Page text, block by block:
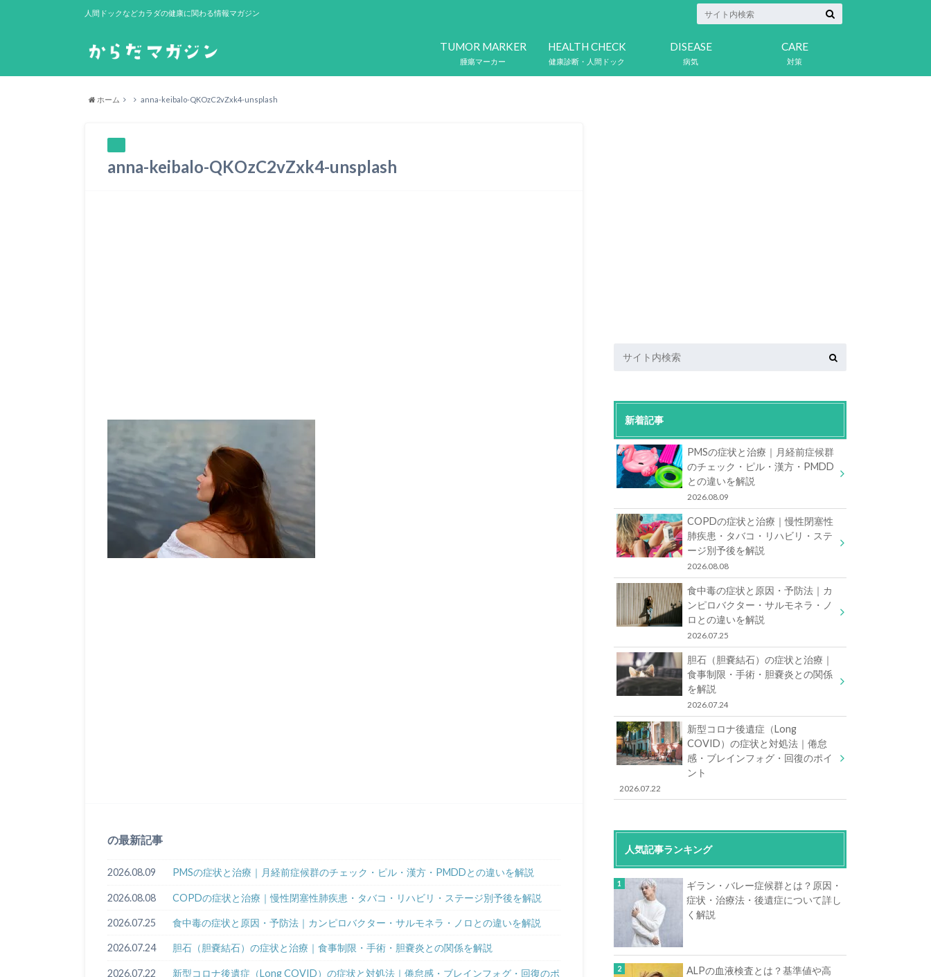
人間ドックなどカラダの健康に関わる情報マガジン
腫瘍マーカー
TUMOR MARKER
健康診断・人間ドック
HEALTH CHECK
病気
DISEASE
対策
CARE
ホーム anna-keibalo-QKOzC2vZxk4-unsplash
anna-keibalo-QKOzC2vZxk4-unsplash
の最新記事
2026.08.09 PMSの症状と治療｜月経前症候群のチェック・ピル・漢方・PMDDとの違いを解説
2026.08.08 COPDの症状と治療｜慢性閉塞性肺疾患・タバコ・リハビリ・ステージ別予後を解説
2026.07.25 食中毒の症状と原因・予防法｜カンピロバクター・サルモネラ・ノロとの違いを解説
2026.07.24 胆石（胆嚢結石）の症状と治療｜食事制限・手術・胆嚢炎との関係を解説
2026.07.22
新型コロナ後遺症（Long COVID）の症状と対処法｜倦怠感・ブレインフォグ・回復のポ
新着記事
PMSの症状と治療｜月経前症候群
のチェック・ピル・漢方・PMDD
との違いを解説
2026.08.09
COPDの症状と治療｜慢性閉塞性
肺疾患・タバコ・リハビリ・ステ
ージ別予後を解説
2026.08.08
食中毒の症状と原因・予防法｜カ
ンピロバクター・サルモネラ・ノ
ロとの違いを解説
2026.07.25
胆石（胆嚢結石）の症状と治療｜
食事制限・手術・胆嚢炎との関係
を解説
2026.07.24
新型コロナ後遺症（Long
COVID）の症状と対処法｜倦怠
感・ブレインフォグ・回復のポイ
ント
2026.07.22
人気記事ランキング
ギラン・バレー症候群とは？原因・
症状・治療法・後遺症について詳し
く解説
ALPの血液検査とは？基準値や高